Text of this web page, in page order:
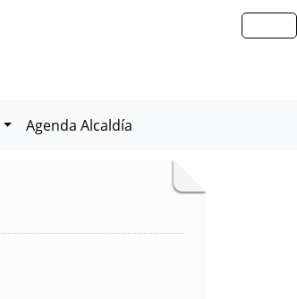
Agenda Alcaldía